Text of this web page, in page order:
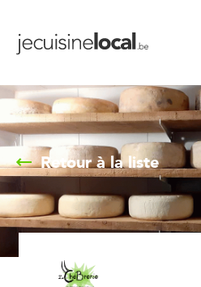
Retour à la liste